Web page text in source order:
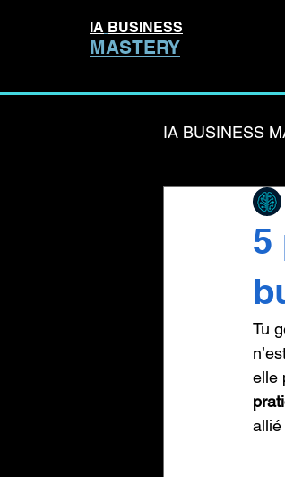
IA BUSINESS
MASTERY
IA BUSINESS
Formation
IA &
5
Tu
elle
allié